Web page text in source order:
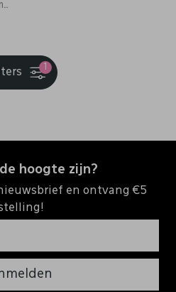
hoogte zijn?
en ontvang €5